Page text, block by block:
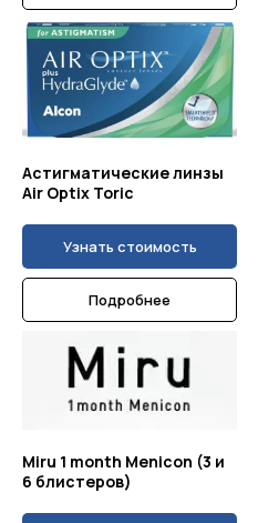
Астигматические линзы
Air Optix Toric
Узнать стоимость
Подробнее
Miru 1 month Menicon (3 и
6 блистеров)